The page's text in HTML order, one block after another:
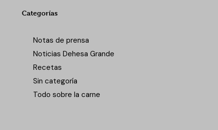
Categorías
Notas de prensa
Noticias Dehesa Grande
Recetas
Sin categoría
Todo sobre la carne